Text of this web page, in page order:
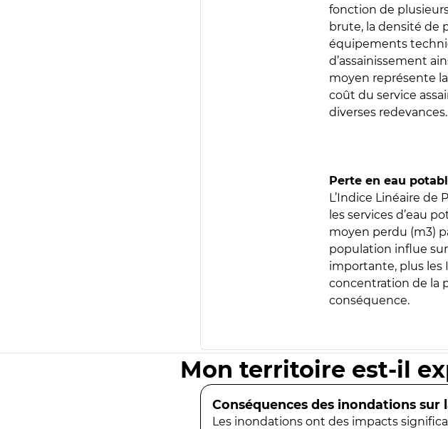
fonction de
brute, la densité de
équipements
d’assainissement
moyen représente
coût du service
diverses redevances.
Perte en eau
L’Indice Linéaire de
les services d’eau
moyen perdu (m3)
population influe sur
importante, plus les
concentration de la
conséquence.
Mon territoire est-il
Conséquences des inondations sur
Les inondations ont des impacts